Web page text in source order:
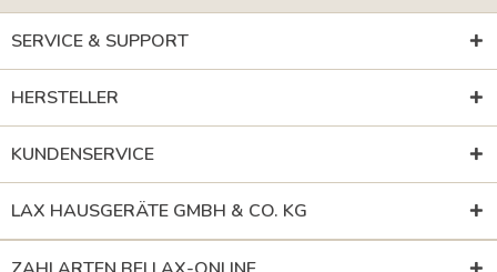
SERVICE & SUPPORT
HERSTELLER
KUNDENSERVICE
LAX HAUSGERÄTE GMBH & CO. KG